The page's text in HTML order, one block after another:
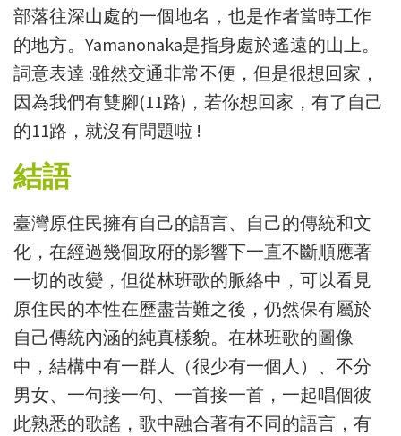
部落往深山處的一個地名，也是作者當時工作
的地方。Yamanonaka是指身處於遙遠的山上。
詞意表達 :雖然交通非常不便，但是很想回家，
因為我們有雙腳(11路)，若你想回家，有了自己
的11路，就沒有問題啦 !
結語
臺灣原住民擁有自己的語言、自己的傳統和文
化，在經過幾個政府的影響下一直不斷順應著
一切的改變，但從林班歌的脈絡中，可以看見
原住民的本性在歷盡苦難之後，仍然保有屬於
自己傳統內涵的純真樣貌。在林班歌的圖像
中，結構中有一群人（很少有一個人）、不分
男女、一句接一句、一首接一首，一起唱個彼
此熟悉的歌謠，歌中融合著有不同的語言，有